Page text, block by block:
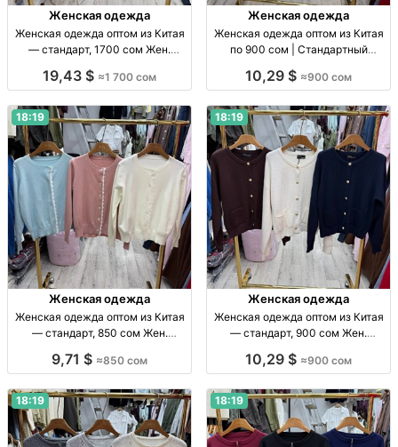
Женская одежда
Женская одежда оптом из Китая
— стандарт, 1700 сом Жен.
1700 сом, поставки по СНГ.
19,43 $ ≈1 700 сом
Женская одежда
Женская одежда оптом из Китая
по 900 сом | Стандартный
стандарт, Китай, 900 сом/шт.
10,29 $ ≈900 сом
18:19
Женская одежда
Женская одежда оптом из Китая
— стандарт, 850 сом Жен.
прямые поставки, отправка по
9,71 $ ≈850 сом
18:19
Женская одежда
Женская одежда оптом из Китая
— стандарт, 900 сом Жен.
сом; отправка по СНГ
10,29 $ ≈900 сом
18:19 18:19